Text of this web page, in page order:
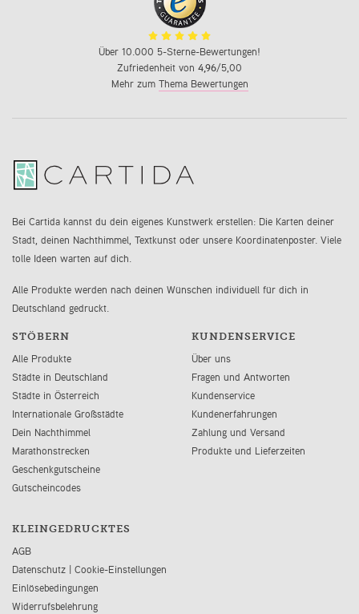
Über 10.000 5-Sterne-Bewertungen!
Zufriedenheit von 4,96/5,00
Mehr zum Thema Bewertungen
Bei Cartida kannst du dein eigenes Kunstwerk erstellen: Die Karten deiner
Stadt, deinen Nachthimmel, Textkunst oder unsere Koordinatenposter. Viele
tolle Ideen warten auf dich.
Alle Produkte werden nach deinen Wünschen individuell für dich in
Deutschland gedruckt.
STÖBERN
Alle Produkte
Städte in Deutschland
Städte in Österreich
Internationale Großstädte
Dein Nachthimmel
Marathonstrecken
Geschenkgutscheine
Gutscheincodes
KUNDENSERVICE
Über uns
Fragen und Antworten
Kundenservice
Kundenerfahrungen
Zahlung und Versand
Produkte und Lieferzeiten
KLEINGEDRUCKTES
AGB
Datenschutz | Cookie-Einstellungen
Einlösebedingungen
Widerrufsbelehrung